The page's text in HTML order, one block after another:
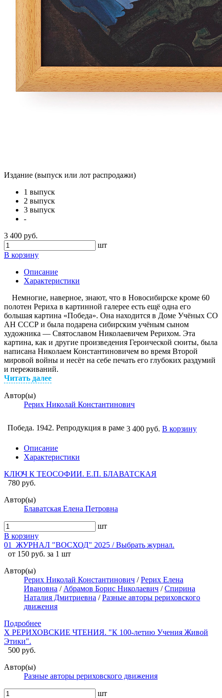
Издание (выпуск или лот распродажи)
1 выпуск
2 выпуск
3 выпуск
-
3 400 руб.
шт
В корзину
Описание
Характеристики
Немногие, наверное, знают, что в Новосибирске кроме 60
полотен Рериха в картинной галерее есть ещё одна его
большая картина «Победа». Она находится в Доме Учёных СО
АН СССР и была подарена сибирским учёным сыном
художника ― Святославом Николаевичем Рерихом. Эта
картина, как и другие произведения Героической сюиты, была
написана Николаем Константиновичем во время Второй
мировой войны и несёт на себе печать его глубоких раздумий
и переживаний.
Читать далее
Автор(ы)
Рерих Николай Константинович
Победа. 1942. Репродукция в раме 3 400 руб. В корзину
Описание
Характеристики
КЛЮЧ К ТЕОСОФИИ. Е.П. БЛАВАТСКАЯ
780 руб.
Автор(ы)
Блаватская Елена Петровна
шт
В корзину
01_ЖУРНАЛ "ВОСХОД" 2025 / Выбрать журнал.
от 150 руб. за 1 шт
Автор(ы)
Рерих Николай Константинович /Рерих Елена
Ивановна / Абрамов Борис Николаевич /Спирина
Наталия Дмитриевна /Разные авторы рериховского
движения
Подробнее
X РЕРИХОВСКИЕ ЧТЕНИЯ. "К 100-летию Учения Живой
Этики".
500 руб.
Автор(ы)
Разные авторы рериховского движения
шт